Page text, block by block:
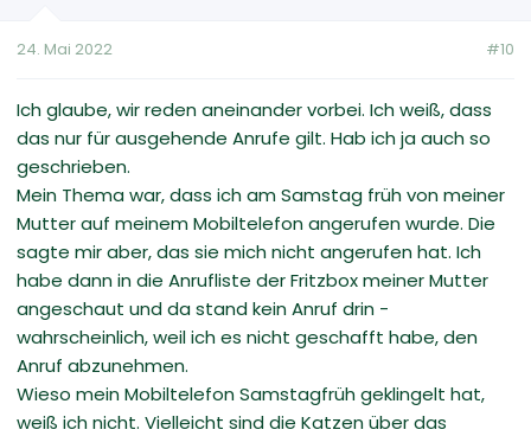
24. Mai 2022 #10
Ich glaube, wir reden aneinander vorbei. Ich weiß, dass
das nur für ausgehende Anrufe gilt. Hab ich ja auch so
geschrieben.
Mein Thema war, dass ich am Samstag früh von meiner
Mutter auf meinem Mobiltelefon angerufen wurde. Die
sagte mir aber, das sie mich nicht angerufen hat. Ich
habe dann in die Anrufliste der Fritzbox meiner Mutter
angeschaut und da stand kein Anruf drin -
wahrscheinlich, weil ich es nicht geschafft habe, den
Anruf abzunehmen.
Wieso mein Mobiltelefon Samstagfrüh geklingelt hat,
weiß ich nicht. Vielleicht sind die Katzen über das